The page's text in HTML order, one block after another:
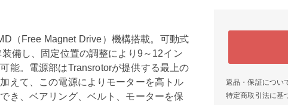
（Free Magnet Drive）機構搭載。可動式
備し、固定位置の調整により9～12イン
能。電源部はTransrotorが提供する最上の
えて、この電源によりモーターを高トル
き、ベアリング、ベルト、モーターを保
返品・保証につい
特定商取引法に基